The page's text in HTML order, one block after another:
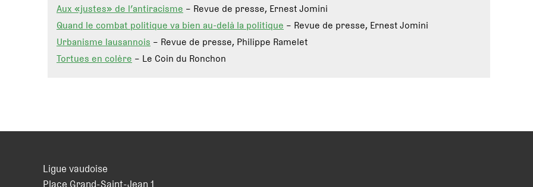
Aux «justes» de l’antiracisme – Revue de presse, Ernest Jomini
Quand le combat politique va bien au-delà la politique – Revue de presse, Ernest Jomini
Urbanisme lausannois – Revue de presse, Philippe Ramelet
Tortues en colère – Le Coin du Ronchon
Ligue vaudoise
Place Grand-Saint-Jean 1